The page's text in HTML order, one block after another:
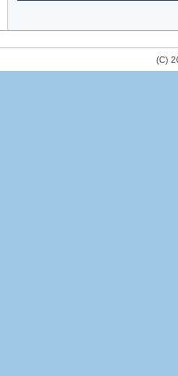
(C)